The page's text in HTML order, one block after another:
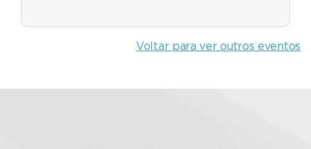
Voltar para ver outros eventos